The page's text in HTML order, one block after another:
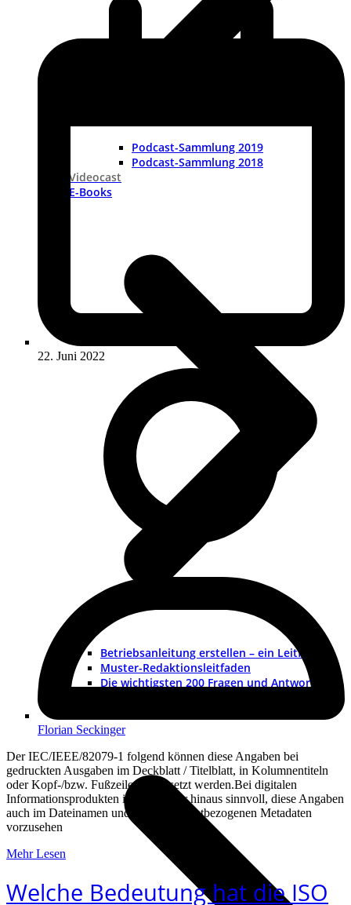
Podcast-Sammlung 2019
Podcast-Sammlung 2018
Videocast
E-Books
Betriebsanleitung erstellen – ein Leitfaden
Muster-Redaktionsleitfaden
Die wichtigsten 200 Fragen und Antworten
22. Juni 2022
Florian Seckinger
Der IEC/IEEE/82079-1 folgend können diese Angaben bei
gedruckten Ausgaben im Deckblatt / Titelblatt, in Kolumnentiteln
oder Kopf-/bzw. Fußzeilen eingesetzt werden.Bei digitalen
Informationsprodukten ist es darüber hinaus sinnvoll, diese Angaben
auch im Dateinamen und den dokumentbezogenen Metadaten
vorzusehen
Mehr Lesen
Welche Bedeutung hat die ISO